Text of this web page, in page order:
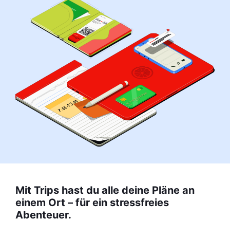
Mit Trips hast du alle deine Pläne an
einem Ort – für ein stressfreies
Abenteuer.